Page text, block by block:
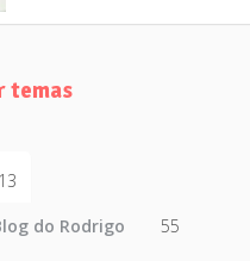
temas
13
do Rodrigo 55